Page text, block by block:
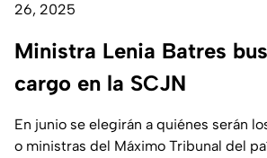
26, 2025
Ministra Lenia Batres
cargo en la SCJN
En junio se elegirán a quiénes serán
o ministras del Máximo Tribunal del